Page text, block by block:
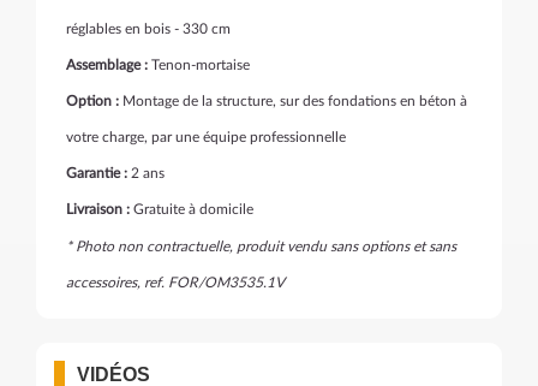
réglables en bois - 330 cm
Assemblage : Tenon-mortaise
Option : Montage de la structure, sur des fondations en béton à
votre charge, par une équipe professionnelle
Garantie : 2 ans
Livraison : Gratuite à domicile
* Photo non contractuelle, produit vendu sans options et sans
accessoires, ref. FOR/OM3535.1V
VIDÉOS